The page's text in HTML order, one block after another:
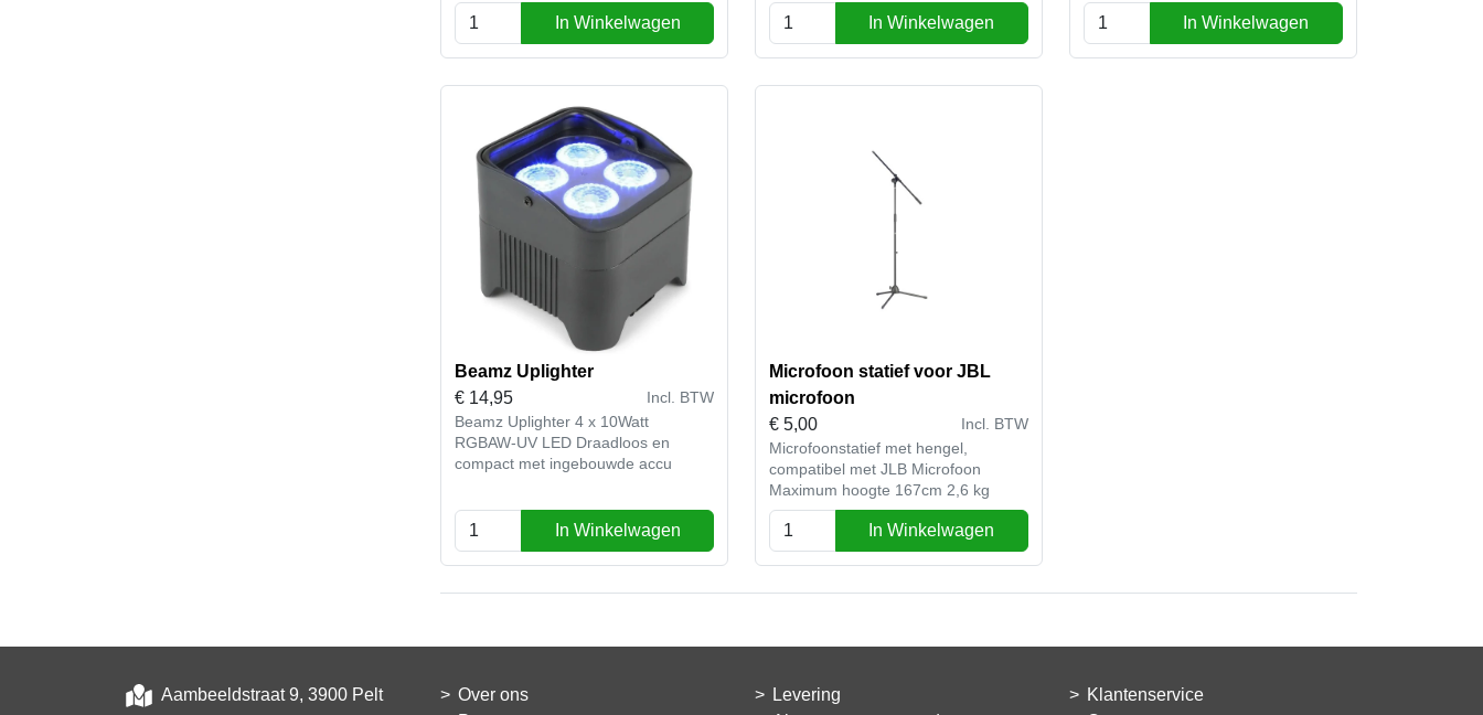
In Winkelwagen In Winkelwagen In Winkelwagen
Beamz Uplighter
€ 14,95
Incl. BTW
Beamz Uplighter 4 x 10Watt
RGBAW-UV LED Draadloos en
compact met ingebouwde accu
In Winkelwagen
Microfoon statief voor JBL
microfoon
€ 5,00
Incl. BTW
Microfoonstatief met hengel,
compatibel met JLB Microfoon
Maximum hoogte 167cm 2,6 kg
In Winkelwagen
Aambeeldstraat 9, 3900 Pelt
Over ons
Levering
Klantenservice